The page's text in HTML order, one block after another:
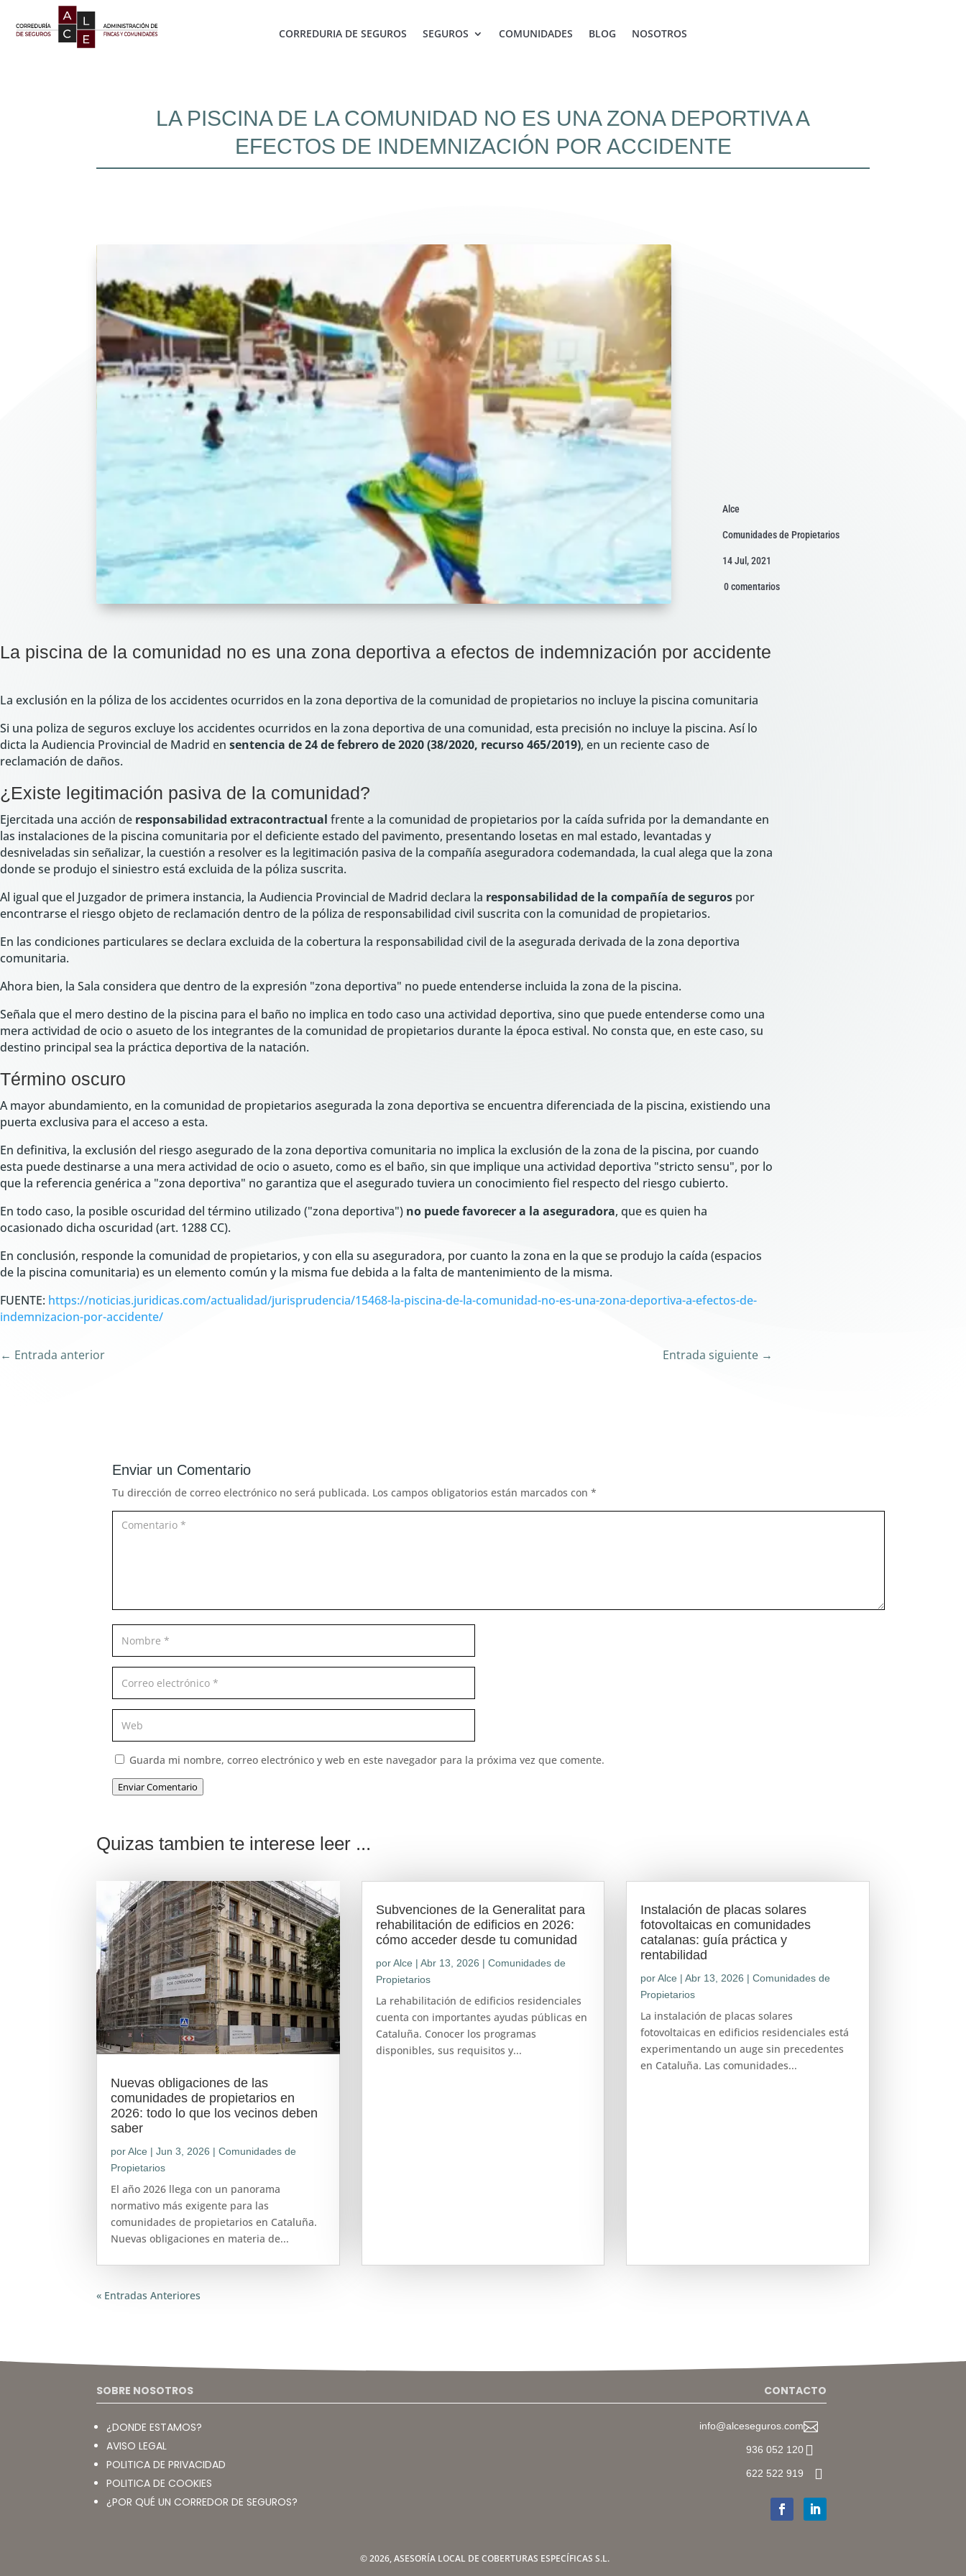
CORREDURIA DE SEGUROS SEGUROS COMUNIDADES BLOG NOSOTROS
LA PISCINA DE LA COMUNIDAD NO ES UNA ZONA DEPORTIVA A
EFECTOS DE INDEMNIZACIÓN POR ACCIDENTE
Alce
Comunidades de Propietarios
14 Jul, 2021
0 comentarios
La piscina de la comunidad no es una zona deportiva a efectos de indemnización por accidente
La exclusión en la póliza de los accidentes ocurridos en la zona deportiva de la comunidad de propietarios no incluye la piscina comunitaria
Si una poliza de seguros excluye los accidentes ocurridos en la zona deportiva de una comunidad, esta precisión no incluye la piscina. Así lo
dicta la Audiencia Provincial de Madrid en sentencia de 24 de febrero de 2020 (38/2020, recurso 465/2019), en un reciente caso de
reclamación de daños.
¿Existe legitimación pasiva de la comunidad?
Ejercitada una acción de responsabilidad extracontractual frente a la comunidad de propietarios por la caída sufrida por la demandante en
las instalaciones de la piscina comunitaria por el deficiente estado del pavimento, presentando losetas en mal estado, levantadas y
desniveladas sin señalizar, la cuestión a resolver es la legitimación pasiva de la compañía aseguradora codemandada, la cual alega que la zona
donde se produjo el siniestro está excluida de la póliza suscrita.
Al igual que el Juzgador de primera instancia, la Audiencia Provincial de Madrid declara la responsabilidad de la compañía de seguros por
encontrarse el riesgo objeto de reclamación dentro de la póliza de responsabilidad civil suscrita con la comunidad de propietarios.
En las condiciones particulares se declara excluida de la cobertura la responsabilidad civil de la asegurada derivada de la zona deportiva
comunitaria.
Ahora bien, la Sala considera que dentro de la expresión "zona deportiva" no puede entenderse incluida la zona de la piscina.
Señala que el mero destino de la piscina para el baño no implica en todo caso una actividad deportiva, sino que puede entenderse como una
mera actividad de ocio o asueto de los integrantes de la comunidad de propietarios durante la época estival. No consta que, en este caso, su
destino principal sea la práctica deportiva de la natación.
Término oscuro
A mayor abundamiento, en la comunidad de propietarios asegurada la zona deportiva se encuentra diferenciada de la piscina, existiendo una
puerta exclusiva para el acceso a esta.
En definitiva, la exclusión del riesgo asegurado de la zona deportiva comunitaria no implica la exclusión de la zona de la piscina, por cuando
esta puede destinarse a una mera actividad de ocio o asueto, como es el baño, sin que implique una actividad deportiva "stricto sensu", por lo
que la referencia genérica a "zona deportiva" no garantiza que el asegurado tuviera un conocimiento fiel respecto del riesgo cubierto.
En todo caso, la posible oscuridad del término utilizado ("zona deportiva") no puede favorecer a la aseguradora, que es quien ha
ocasionado dicha oscuridad (art. 1288 CC).
En conclusión, responde la comunidad de propietarios, y con ella su aseguradora, por cuanto la zona en la que se produjo la caída (espacios
de la piscina comunitaria) es un elemento común y la misma fue debida a la falta de mantenimiento de la misma.
FUENTE: https://noticias.juridicas.com/actualidad/jurisprudencia/15468-la-piscina-de-la-comunidad-no-es-una-zona-deportiva-a-efectos-de-
indemnizacion-por-accidente/
← Entrada anterior Entrada siguiente →
Enviar un Comentario
Tu dirección de correo electrónico no será publicada. Los campos obligatorios están marcados con *
Guarda mi nombre, correo electrónico y web en este navegador para la próxima vez que comente.
Enviar Comentario
Quizas tambien te interese leer ...
Nuevas obligaciones de las
comunidades de propietarios en
2026: todo lo que los vecinos deben
saber
porAlce |Jun 3, 2026 |Comunidades de
Propietarios
El año 2026 llega con un panorama
normativo más exigente para las
comunidades de propietarios en Cataluña.
Nuevas obligaciones en materia de...
Subvenciones de la Generalitat para
rehabilitación de edificios en 2026:
cómo acceder desde tu comunidad
porAlce | Abr 13, 2026 | Comunidades de
Propietarios
La rehabilitación de edificios residenciales
cuenta con importantes ayudas públicas en
Cataluña. Conocer los programas
disponibles, sus requisitos y...
Instalación de placas solares
fotovoltaicas en comunidades
catalanas: guía práctica y
rentabilidad
porAlce |Abr 13, 2026 |Comunidades de
Propietarios
La instalación de placas solares
fotovoltaicas en edificios residenciales está
experimentando un auge sin precedentes
en Cataluña. Las comunidades...
« Entradas Anteriores
SOBRE NOSOTROS
¿DONDE ESTAMOS?
AVISO LEGAL
POLITICA DE PRIVACIDAD
POLITICA DE COOKIES
¿POR QUÉ UN CORREDOR DE SEGUROS?
CONTACTO

info@alceseguros.com

936 052 120

622 522 919
© 2026, ASESORÍA LOCAL DE COBERTURAS ESPECÍFICAS S.L.